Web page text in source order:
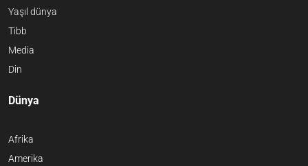
Yaşıl dünya
Tibb
Media
Din
Dünya
Afrika
Amerika